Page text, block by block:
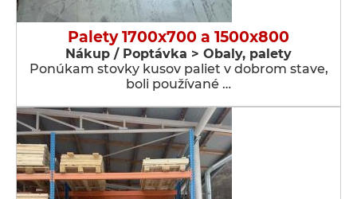
Palety 1700x700 a 1500x800
Nákup / Poptávka > Obaly, palety
Ponúkam stovky kusov paliet v dobrom stave,
boli používané …